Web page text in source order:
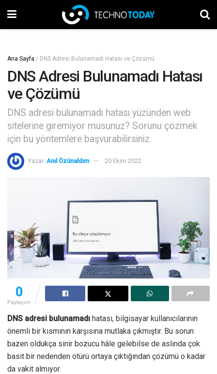
Ana Sayfa / DNS Adresi Bulunamadı Hatası ve Çözümü
DNS Adresi Bulunamadı Hatası
ve Çözümü
DNS adresi bulunamadı hatası yüzünden web
sitelerine giremiyor musunuz? Sorunu çözmek
için bu yöntemlere başvurabilirsiniz.
Yazar: Anıl Özünaldım 20 Ekim 2022
0
Paylaşım
DNS adresi bulunamadı hatası, bilgisayar kullanıcılarının
önemli bir kısmının karşısına mutlaka çıkmıştır. Bu sorun
bazen oldukça sinir bozucu hâle gelebilse de aslında çok
basit bir nedenden ötürü ortaya çıktığından çözümü o kadar
da vakit almıyor.